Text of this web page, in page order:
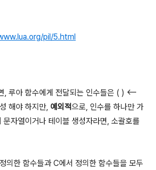
pil/5.html
, 루아 함수에게 전달되는 인수들은 ( ) <--
해야 하지만, 예외적으로, 인수를 하나만 가
문자열이거나 테이블 생성자라면, 소괄호를
의한 함수들과 C에서 정의한 함수들을 모두